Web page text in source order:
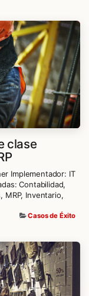
clase
Implementador: IT
Contabilidad,
MRP, Inventario,
Casos de Éxito